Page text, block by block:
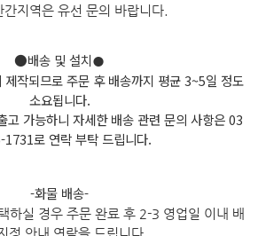
지역은 유선 문의 바랍니다.
●배송 및 설치●
제작되므로 주문 후 배송까지 평균 3~5일 정도
소요됩니다.
고 가능하니 자세한 배송 관련 문의 사항은 03
로 연락 부탁 드립니다.
-화물 배송-
하실 경우 주문 완료 후 2-3 영업일 이내 배